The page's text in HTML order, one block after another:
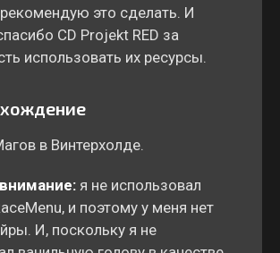
это сделать. И
CD Projekt RED за
использовать их ресурсы.
в Винтерхолде.
я не использовал
и поэтому у меня нет
И, поскольку я не